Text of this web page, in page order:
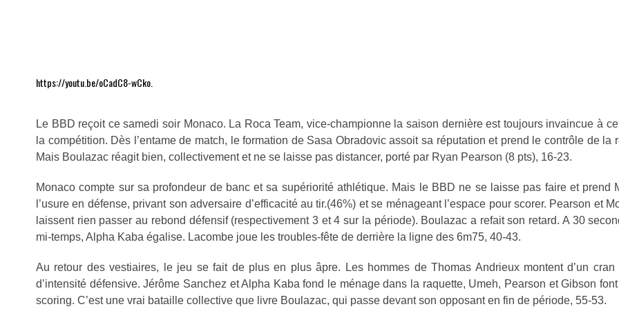
https://youtu.be/oCadC8-wCko.
Le BBD reçoit ce samedi soir Monaco. La Roca Team, vice-championne la saison dernière est toujours invaincue à
la compétition. Dès l’entame de match, le formation de Sasa Obradovic assoit sa réputation et prend le contrôle de la
Mais Boulazac réagit bien, collectivement et ne se laisse pas distancer, porté par Ryan Pearson (8 pts), 16-23.
Monaco compte sur sa profondeur de banc et sa supériorité athlétique. Mais le BBD ne se laisse pas faire et prend
l’usure en défense, privant son adversaire d’efficacité au tir.(46%) et se ménageant l’espace pour scorer. Pearson et
laissent rien passer au rebond défensif (respectivement 3 et 4 sur la période). Boulazac a refait son retard. A 30
mi-temps, Alpha Kaba égalise. Lacombe joue les troubles-fête de derrière la ligne des 6m75, 40-43.
Au retour des vestiaires, le jeu se fait de plus en plus âpre. Les hommes de Thomas Andrieux montent d’un cran
d’intensité défensive. Jérôme Sanchez et Alpha Kaba fond le ménage dans la raquette, Umeh, Pearson et Gibson
scoring. C’est une vrai bataille collective que livre Boulazac, qui passe devant son opposant en fin de période, 55-53.